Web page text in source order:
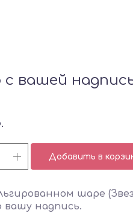
вашей
Добавить в
шаре
вашу надпись.